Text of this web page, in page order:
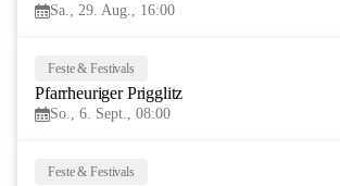
Sa., 29. Aug., 16:00
Feste & Festivals
Pfarrheuriger Prigglitz
So., 6. Sept., 08:00
Feste & Festivals